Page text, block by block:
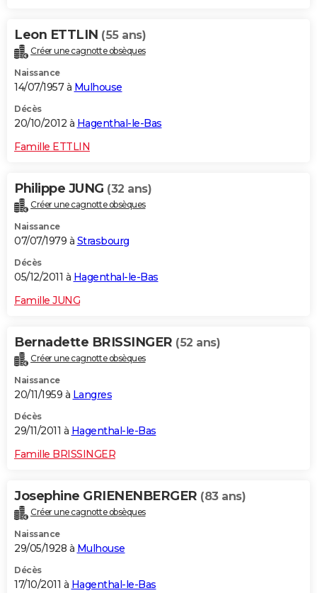
Leon ETTLIN (55 ans)
Créer une cagnotte obsèques
Naissance
14/07/1957 à Mulhouse
Décès
20/10/2012 à Hagenthal-le-Bas
Famille ETTLIN
Philippe JUNG (32 ans)
Créer une cagnotte obsèques
Naissance
07/07/1979 à Strasbourg
Décès
05/12/2011 à Hagenthal-le-Bas
Famille JUNG
Bernadette BRISSINGER (52 ans)
Créer une cagnotte obsèques
Naissance
20/11/1959 à Langres
Décès
29/11/2011 à Hagenthal-le-Bas
Famille BRISSINGER
Josephine GRIENENBERGER (83 ans)
Créer une cagnotte obsèques
Naissance
29/05/1928 à Mulhouse
Décès
17/10/2011 à Hagenthal-le-Bas